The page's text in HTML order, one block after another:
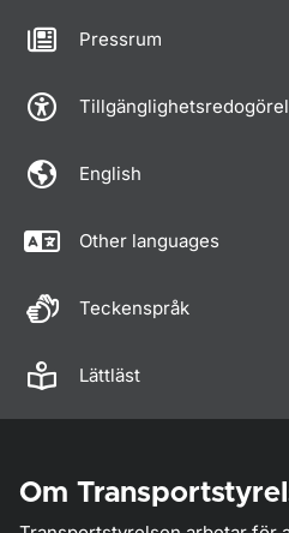
Pressrum
English
Other languages
Teckenspråk
Lättläst
Om